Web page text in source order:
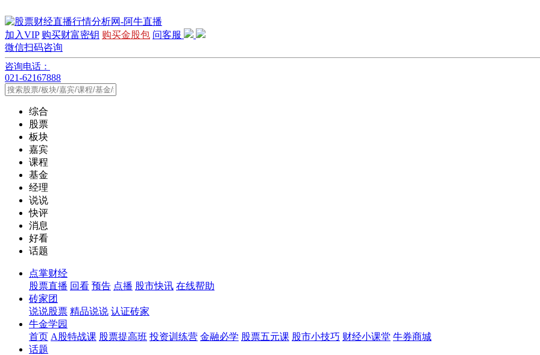
加入VIP 购买财富密钥 购买金股包 问客服
微信扫码咨询
咨询电话：
021-62167888
综合
股票
板块
嘉宾
课程
基金
经理
说说
快评
消息
好看
话题
点掌财经
股票直播 回看 预告 点播 股市快讯 在线帮助
砖家团
说说股票 精品说说 认证砖家
牛金学园
首页 A股特战课 股票提高班 投资训练营 金融必学 股票五元课 股市小技巧 财经小课堂 牛券商城
话题